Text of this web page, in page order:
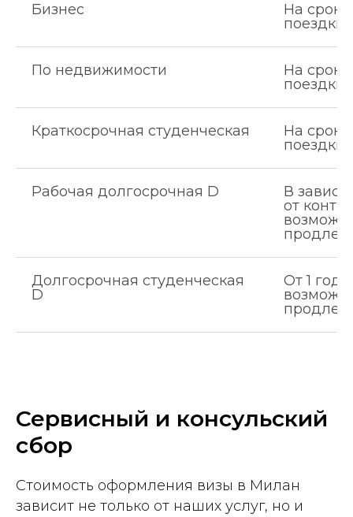
Бизнес
На сроки
поездки
По недвижимости
На сроки
поездки
Краткосрочная студенческая
На сроки
поездки
Рабочая долгосрочная D
В
от
Долгосрочная студенческая
D
От 1 года
Сервисный и консульский
сбор
Стоимость оформления визы в Милан
зависит не только от наших услуг, но и